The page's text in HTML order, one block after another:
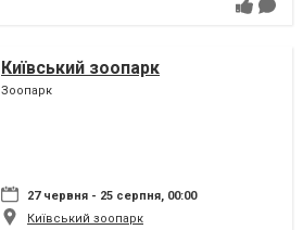
Київський зоопарк
Зоопарк
27 червня - 25 серпня, 00:00
Київський зоопарк